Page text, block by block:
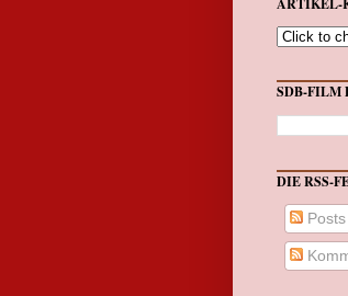
ARTIKEL-
SDB-FILM
DIE RSS-
Posts